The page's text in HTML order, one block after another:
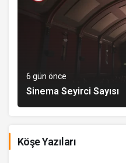
6 gün önce
Sinema Seyirci Sayısı
Köşe Yazıları